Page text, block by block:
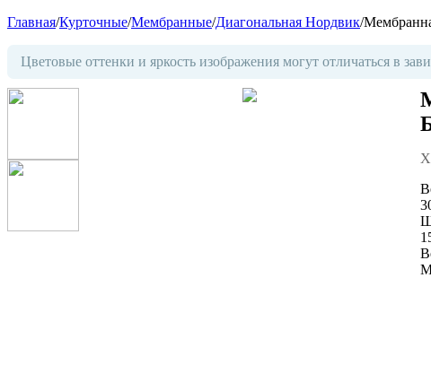
Главная/Курточные/Мембранные/Диагональная Нордвик/
Цветовые оттенки и яркость изображения могут отличаться в